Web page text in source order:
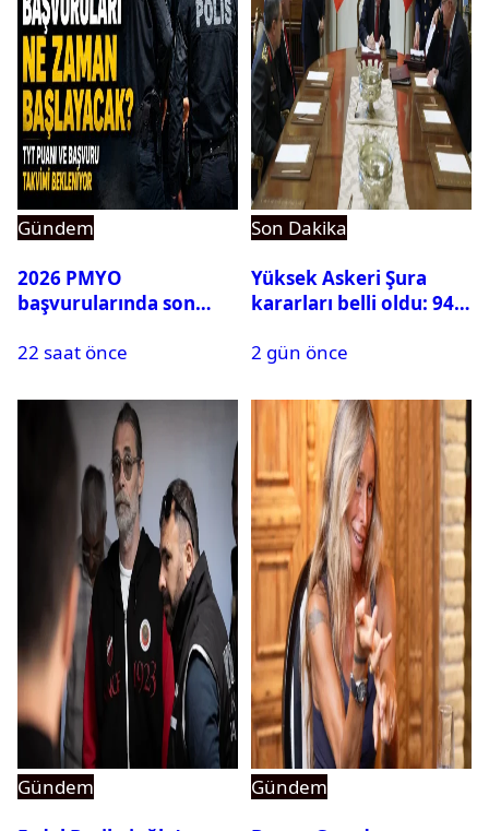
Gündem
2026 PMYO
başvurularında son
22 saat önce
Son Dakika
Yüksek Askeri Şura
kararları belli oldu: 94
2 gün önce
Gündem
Gündem